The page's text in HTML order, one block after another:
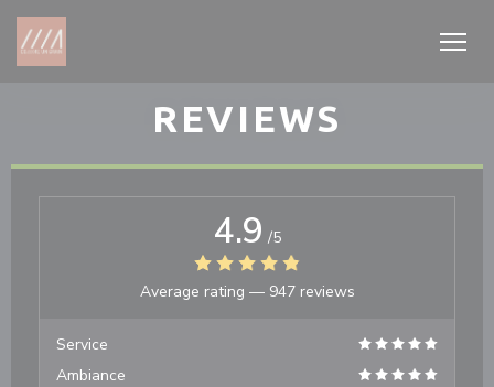
Personalizing your cookie choices
REVIEWS
4.9 /5
Average rating — 947 reviews
Service
Ambiance